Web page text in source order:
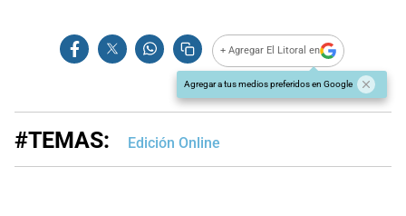
+ Agregar El Litoral en
Agregar a tus medios preferidos en Google
#TEMAS: Edición Online